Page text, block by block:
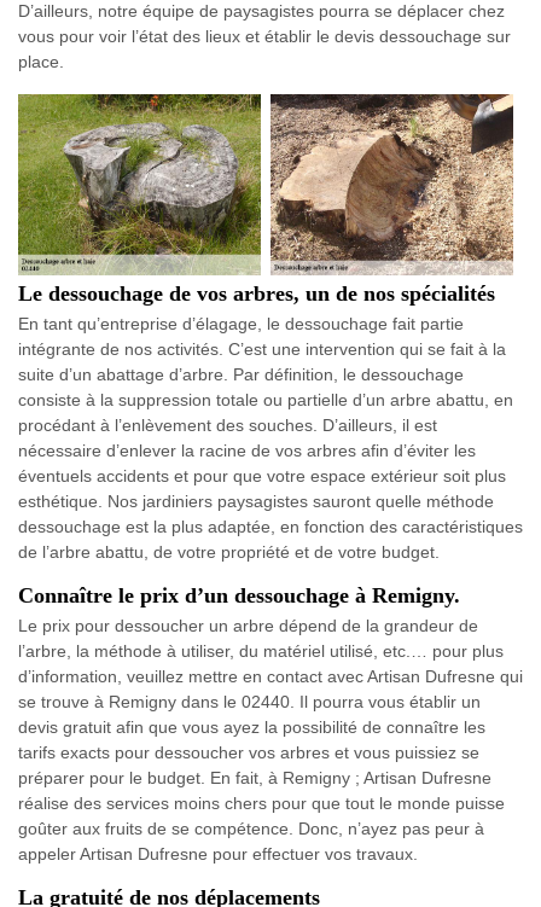
D’ailleurs, notre équipe de paysagistes pourra se déplacer chez
vous pour voir l’état des lieux et établir le devis dessouchage sur
place.
Le dessouchage de vos arbres, un de nos spécialités
En tant qu’entreprise d’élagage, le dessouchage fait partie
intégrante de nos activités. C’est une intervention qui se fait à la
suite d’un abattage d’arbre. Par définition, le dessouchage
consiste à la suppression totale ou partielle d’un arbre abattu, en
procédant à l’enlèvement des souches. D’ailleurs, il est
nécessaire d’enlever la racine de vos arbres afin d’éviter les
éventuels accidents et pour que votre espace extérieur soit plus
esthétique. Nos jardiniers paysagistes sauront quelle méthode
dessouchage est la plus adaptée, en fonction des caractéristiques
de l’arbre abattu, de votre propriété et de votre budget.
Connaître le prix d’un dessouchage à Remigny.
Le prix pour dessoucher un arbre dépend de la grandeur de
l’arbre, la méthode à utiliser, du matériel utilisé, etc.… pour plus
d’information, veuillez mettre en contact avec Artisan Dufresne qui
se trouve à Remigny dans le 02440. Il pourra vous établir un
devis gratuit afin que vous ayez la possibilité de connaître les
tarifs exacts pour dessoucher vos arbres et vous puissiez se
préparer pour le budget. En fait, à Remigny ; Artisan Dufresne
réalise des services moins chers pour que tout le monde puisse
goûter aux fruits de se compétence. Donc, n’ayez pas peur à
appeler Artisan Dufresne pour effectuer vos travaux.
La gratuité de nos déplacements